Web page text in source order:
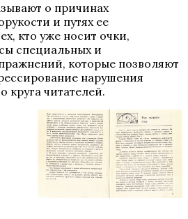
о причинах
и путях ее
кто уже носит очки,
специальных и
которые позволяют
нарушения
круга читателей.